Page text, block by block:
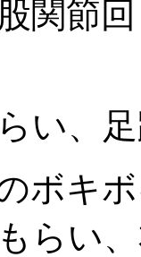
関節
い、
ボキ
らい